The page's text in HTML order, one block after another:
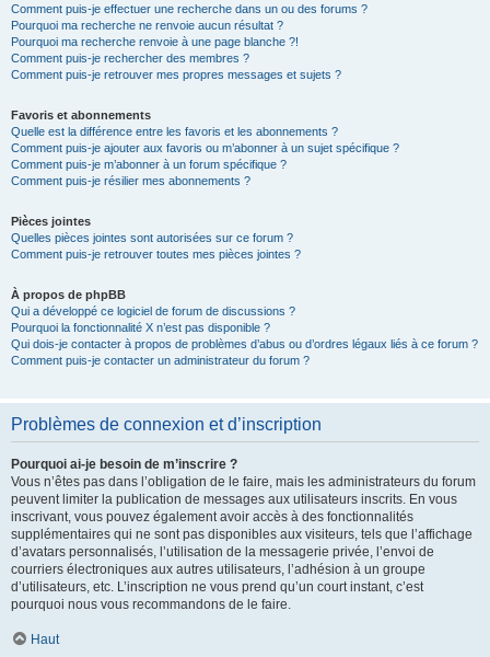
Comment puis-je effectuer une recherche dans un ou des forums ?
Pourquoi ma recherche ne renvoie aucun résultat ?
Pourquoi ma recherche renvoie à une page blanche ?!
Comment puis-je rechercher des membres ?
Comment puis-je retrouver mes propres messages et sujets ?
Favoris et abonnements
Quelle est la différence entre les favoris et les abonnements ?
Comment puis-je ajouter aux favoris ou m’abonner à un sujet spécifique ?
Comment puis-je m’abonner à un forum spécifique ?
Comment puis-je résilier mes abonnements ?
Pièces jointes
Quelles pièces jointes sont autorisées sur ce forum ?
Comment puis-je retrouver toutes mes pièces jointes ?
À propos de phpBB
Qui a développé ce logiciel de forum de discussions ?
Pourquoi la fonctionnalité X n’est pas disponible ?
Qui dois-je contacter à propos de problèmes d’abus ou d’ordres légaux liés à ce forum ?
Comment puis-je contacter un administrateur du forum ?
Problèmes de connexion et d’inscription
Pourquoi ai-je besoin de m’inscrire ?
Vous n’êtes pas dans l’obligation de le faire, mais les administrateurs du forum
peuvent limiter la publication de messages aux utilisateurs inscrits. En vous
inscrivant, vous pouvez également avoir accès à des fonctionnalités
supplémentaires qui ne sont pas disponibles aux visiteurs, tels que l’affichage
d’avatars personnalisés, l’utilisation de la messagerie privée, l’envoi de
courriers électroniques aux autres utilisateurs, l’adhésion à un groupe
d’utilisateurs, etc. L’inscription ne vous prend qu’un court instant, c’est
pourquoi nous vous recommandons de le faire.
Haut